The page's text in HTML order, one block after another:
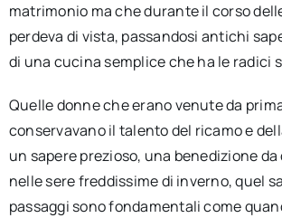
matrimonio ma che durante il corso
perdeva di vista, passandosi antichi
di una cucina semplice che ha le radici
Quelle donne che erano venute da
conservavano il talento del ricamo e
un sapere prezioso, una benedizione
nelle sere freddissime di inverno, quel
passaggi sono fondamentali come